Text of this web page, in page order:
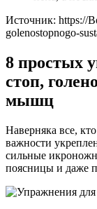
Источник: https://
golenostopnogo-
8 простых
стоп,
мышц
Наверняка все,
важности
сильные
поясницы и даже